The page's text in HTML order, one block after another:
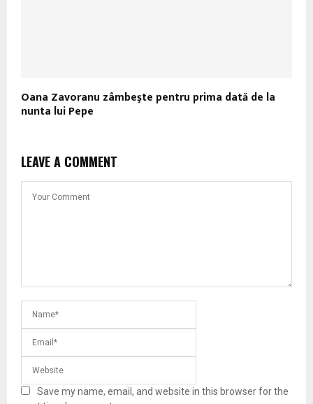
Oana Zavoranu zâmbeşte pentru prima dată de la
nunta lui Pepe
LEAVE A COMMENT
Save my name, email, and website in this browser for the